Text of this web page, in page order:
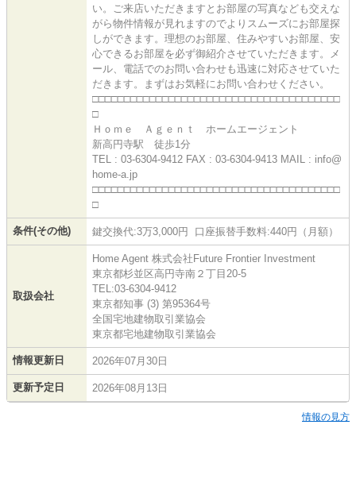
い。ご来店いただきますとお部屋の写真なども交えな
がら物件情報が見れますのでよりスムーズにお部屋探
しができます。理想のお部屋、住みやすいお部屋、安
心できるお部屋を必ず御紹介させていただきます。メ
ール、電話でのお問い合わせも迅速に対応させていた
だきます。まずはお気軽にお問い合わせください。
□□□□□□□□□□□□□□□□□□□□□□□□□□□□□□□□□□□□□□□
□
Ｈｏｍｅ Ａｇｅｎｔ ホームエージェント
新高円寺駅 徒歩1分
TEL : 03-6304-9412 FAX : 03-6304-9413 MAIL : info@
home-a.jp
□□□□□□□□□□□□□□□□□□□□□□□□□□□□□□□□□□□□□□□
□
条件(その他) 鍵交換代:3万3,000円 口座振替手数料:440円（月額）
取扱会社
Home Agent 株式会社Future Frontier Investment
東京都杉並区高円寺南２丁目20-5
TEL:03-6304-9412
東京都知事 (3) 第95364号
全国宅地建物取引業協会
東京都宅地建物取引業協会
情報更新日 2026年07月30日
更新予定日 2026年08月13日
情報の見方